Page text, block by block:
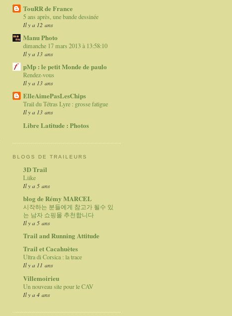
TouRR de France
5 ans après, une bande dessinée
Il y a 12 ans
Manu Photo
dimanche 17 mars 2013 à 13:58:10
Il y a 13 ans
pMp : le petit Monde de paulo
Rendez-vous
Il y a 13 ans
ElleAimePasLesChips
Trail du Tétras Lyre : grosse fatigue
Il y a 13 ans
Libre Latitude : Photos
BLOGS DE TRAILEURS
3D Trail
Liike
Il y a 5 ans
blog de Rémy MARCEL
시작하는 분들에게 참고가 될수 있
는 남자 쇼핑몰 추천합니다
Il y a 5 ans
Trail and Running Attitude
Trail et Cacahuètes
Ultra di Corsica : la trace
Il y a 11 ans
Villemoirieu
Un nouveau site pour le CAV
Il y a 4 ans